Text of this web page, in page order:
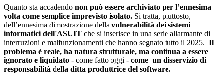
Quanto sta accadendo non può essere archiviato per l’ennesima
volta come semplice imprevisto isolato. Si tratta, piuttosto,
dell’ennesima dimostrazione della vulnerabilità dei sistemi
informatici dell’ASUIT che si inserisce in una serie allarmante di
interruzioni e malfunzionamenti che hanno segnato tutto il 2025. Il
problema è reale, ha natura strutturale, ma continua a essere
ignorato e liquidato - come fatto oggi - come un disservizio di
responsabilità della ditta produttrice del software.